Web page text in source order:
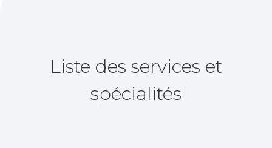
Liste des services et
spécialités